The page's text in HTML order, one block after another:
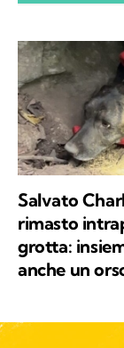
libero tanti
continua
Salvato
rimasto
grotta:
anche un